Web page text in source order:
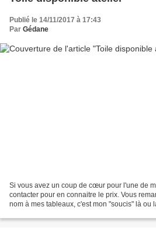
Publié le 14/11/2017 à 17:43
Par Gédane
Si vous avez un coup de cœur pour l'une de
contacter pour en connaitre le prix. Vous
nom à mes tableaux, c'est mon "soucis" là ou